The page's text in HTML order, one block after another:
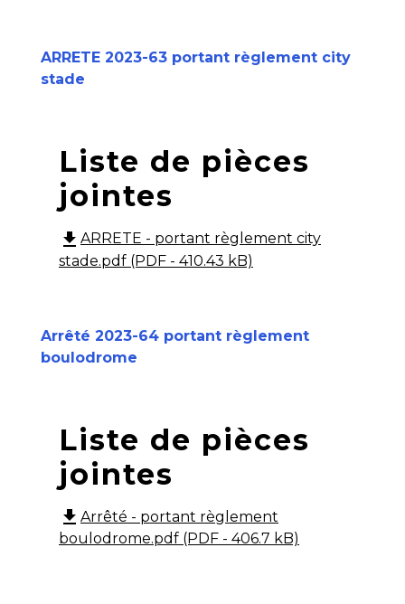
ARRETE 2023-63 portant règlement city
stade
Liste de pièces
jointes
file_download ARRETE - portant règlement city
stade.pdf (PDF - 410.43 kB)
Arrêté 2023-64 portant règlement
boulodrome
Liste de pièces
jointes
file_download Arrêté - portant règlement
boulodrome.pdf (PDF - 406.7 kB)